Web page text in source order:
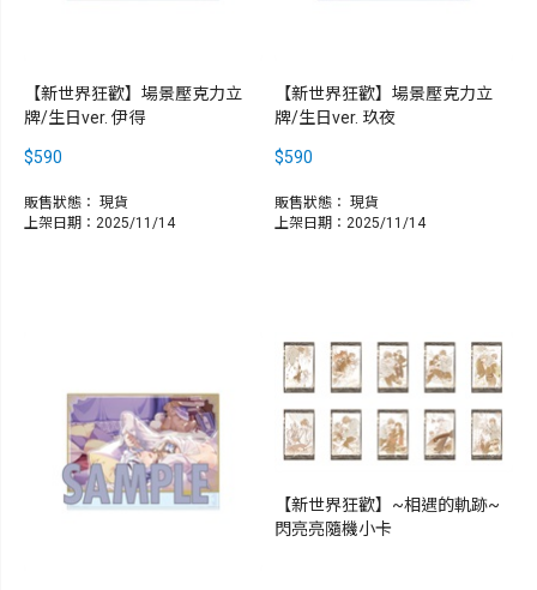
【新世界狂歡】場景壓克力立
牌/生日ver. 伊得
$590
販售狀態： 現貨
上架日期：2025/11/14
【新世界狂歡】場景壓克力立
牌/生日ver. 玖夜
$590
販售狀態： 現貨
上架日期：2025/11/14
【新世界狂歡】~相遇的軌跡~
閃亮亮隨機小卡